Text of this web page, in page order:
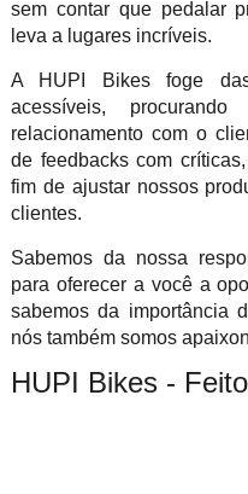
sem contar que pedalar
leva a lugares incríveis.
A HUPI Bikes foge
acessíveis,
relacionamento com o
de feedbacks com
fim de ajustar nossos
clientes.
Sabemos da nossa
para oferecer a você a
sabemos da importância
nós também somos
HUPI Bikes -